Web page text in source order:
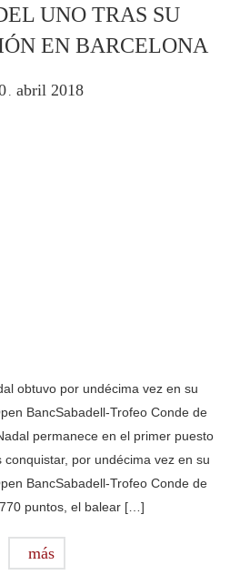
UNO TRAS SU
EN BARCELONA
abril 2018
obtuvo por undécima vez en su
BancSabadell-Trofeo Conde de
permanece en el primer puesto
por undécima vez en su
BancSabadell-Trofeo Conde de
puntos, el balear […]
más